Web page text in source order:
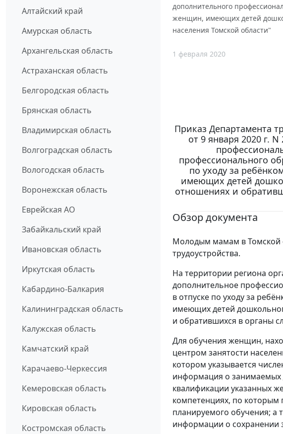
Алтайский край
Амурская область
Архангельская область
Астраханская область
Белгородская область
Брянская область
Владимирская область
Волгоградская область
Вологодская область
Воронежская область
Еврейская АО
Забайкальский край
Ивановская область
Иркутская область
Кабардино-Балкария
Калининградская область
Калужская область
Камчатский край
Карачаево-Черкессия
Кемеровская область
Кировская область
Костромская область
дополнительного
женщин, имеющих детей
населения Томской области"
1 февраля 2020
Приказ Департамента
от 9 января 2020 г.
профессионального
по уходу за
имеющих детей
отношениях и
Обзор документа
Молодым мамам в Томской
трудоустройства.
На территории региона
дополнительное
в отпуске по уходу за
имеющих детей
и обратившихся в органы
Для обучения женщин,
центром занятости
котором указывается
информация о занимаемых
квалификации указанных
компетенциях, по которым
планируемого обучения; а
информации о